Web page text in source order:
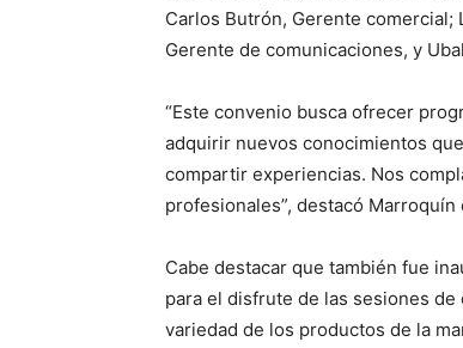
Carlos Butrón, Gerente comercial;
Gerente de comunicaciones, y
“Este convenio busca ofrecer
adquirir nuevos conocimientos
compartir experiencias. Nos
profesionales”, destacó
Cabe destacar que también fue
para el disfrute de las sesiones
variedad de los productos de la